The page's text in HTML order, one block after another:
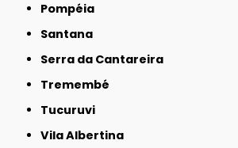
Pompéia
Santana
Serra da Cantareira
Tremembé
Tucuruvi
Vila Albertina